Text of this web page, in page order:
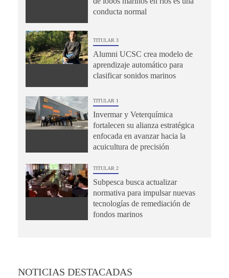
conducta normal
TITULAR 3
Alumni UCSC crea modelo de
aprendizaje automático para
clasificar sonidos marinos
TITULAR 1
Invermar y Veterquímica
fortalecen su alianza estratégica
enfocada en avanzar hacia la
acuicultura de precisión
TITULAR 2
Subpesca busca actualizar
normativa para impulsar nuevas
tecnologías de remediación de
fondos marinos
NOTICIAS DESTACADAS